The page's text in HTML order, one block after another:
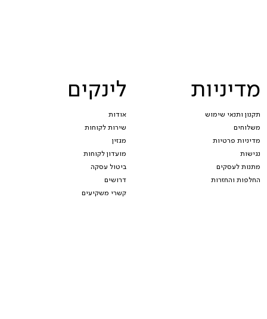
מדיניות
תקנון ותנאי שימוש
משלוחים
מדיניות פרטיות
נגישות
מתנות לעסקים
החלפות והחזרות
לינקים
אודות
שירות לקוחות
מגזין
מועדון לקוחות
ביטול עסקה
דרושים
קשרי משקיעים